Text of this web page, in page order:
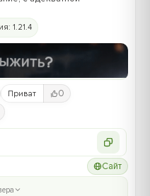
1.21.4
Приват 0
Сайт